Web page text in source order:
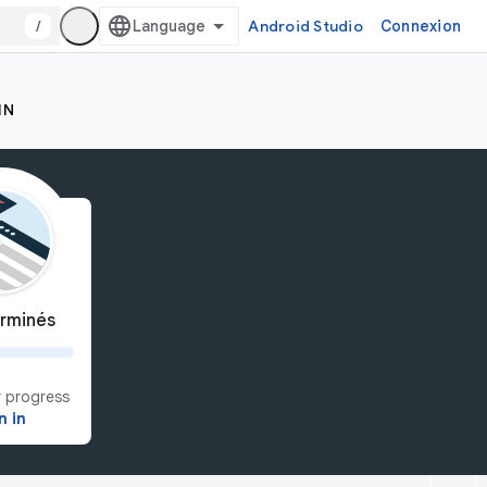
/ Android Studio Connexion
progress
in